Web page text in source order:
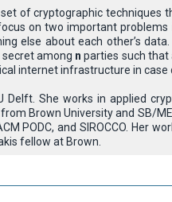
of cryptographic
on two important problems
else about each other’s
secret among n parties such that
internet infrastructure in case
She works in applied
Brown University and SB/
PODC, and SIROCCO. Her
fellow at Brown.